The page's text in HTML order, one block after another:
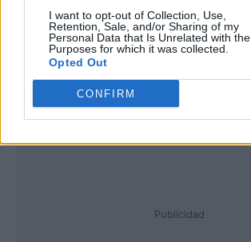
I want to opt-out of Collection, Use,
Retention, Sale, and/or Sharing of my
Personal Data that Is Unrelated with the
Purposes for which it was collected.
Opted Out
CONFIRM
Publicidad